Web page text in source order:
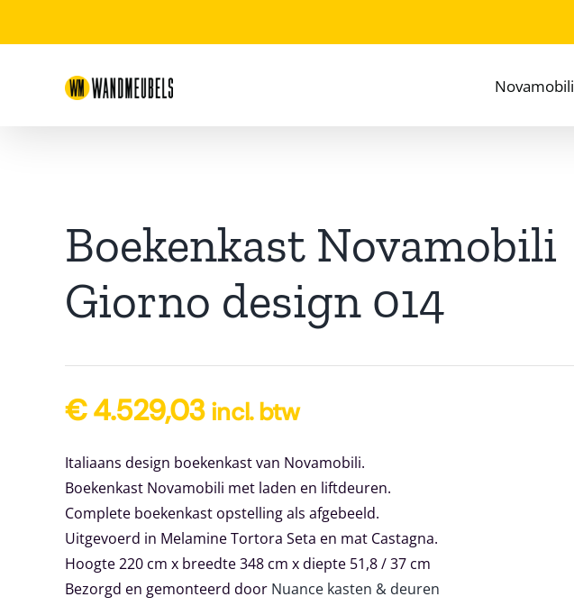
Novamobili
Boekenkast Novamobili
Giorno design 014
€4.529,03 incl. btw
Italiaans design boekenkast van Novamobili.
Boekenkast Novamobili met laden en liftdeuren.
Complete boekenkast opstelling als afgebeeld.
Uitgevoerd in Melamine Tortora Seta en mat Castagna.
Hoogte 220 cm x breedte 348 cm x diepte 51,8 / 37 cm
Bezorgd en gemonteerd door Nuance kasten & deuren